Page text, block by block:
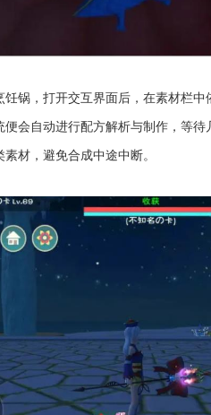
锅，打开交互界面后，在素材栏
会自动进行配方解析与制作，等
材，避免合成中途中断。